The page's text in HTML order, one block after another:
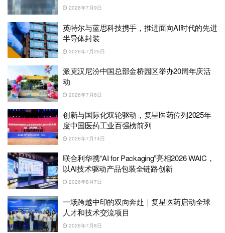
2026年7月9日
英特尔与蓝思科技携手，推进面向AI时代的先进
半导体封装
2026年7月25日
派克汉尼汾中国总部金桥园区举办20周年庆活
动
2026年7月8日
创新与国际化双轮驱动，复星医药位列2025年
度中国医药工业百强榜前列
2026年7月14日
联合利华携“AI for Packaging”亮相2026 WAIC，
以AI技术驱动产品包装全链路创新
2026年8月7日
一场跨越中印的双向奔赴｜复星医药启动全球
人才和技术交流项目
2026年7月8日